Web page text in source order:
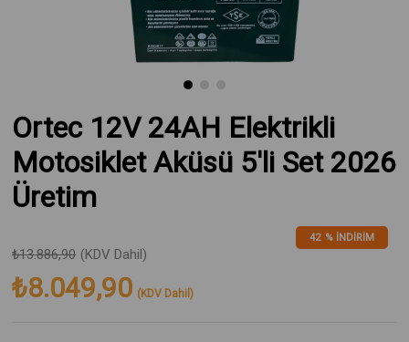
Ortec 12V 24AH Elektrikli
Motosiklet Aküsü 5'li Set 2026
Üretim
%
42 İNDIRIM
₺13.886,90 (KDV Dahil)
₺8.049,90 (KDV Dahil)